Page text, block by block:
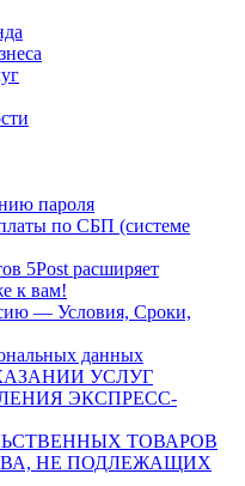
пароля
по СБП (системе
5Post расширяет
к вам!
— Условия, Сроки,
данных
УСЛУГ
ЭКСПРЕСС-
ТОВАРОВ
НЕ ПОДЛЕЖАЩИХ